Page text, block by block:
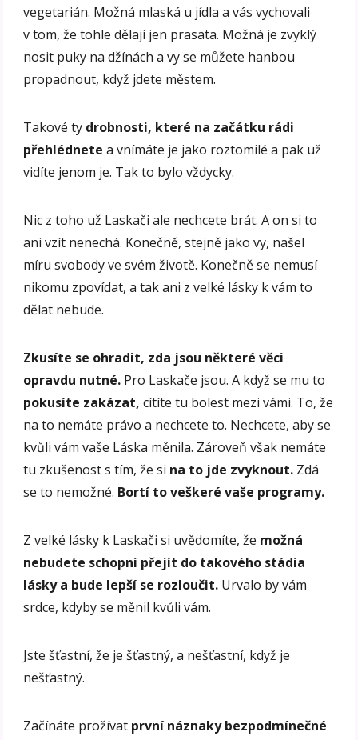
vegetarián. Možná mlaská u jídla a vás vychovali
v tom, že tohle dělají jen prasata. Možná je zvyklý
nosit puky na džínách a vy se můžete hanbou
propadnout, když jdete městem.
Takové ty drobnosti, které na začátku rádi
přehlédnete a vnímáte je jako roztomilé a pak už
vidíte jenom je. Tak to bylo vždycky.
Nic z toho už Laskači ale nechcete brát. A on si to
ani vzít nenechá. Konečně, stejně jako vy, našel
míru svobody ve svém životě. Konečně se nemusí
nikomu zpovídat, a tak ani z velké lásky k vám to
dělat nebude.
Zkusíte se ohradit, zda jsou některé věci
opravdu nutné. Pro Laskače jsou. A když se mu to
pokusíte zakázat, cítíte tu bolest mezi vámi. To, že
na to nemáte právo a nechcete to. Nechcete, aby se
kvůli vám vaše Láska měnila. Zároveň však nemáte
tu zkušenost s tím, že si na to jde zvyknout. Zdá
se to nemožné. Bortí to veškeré vaše programy.
Z velké lásky k Laskači si uvědomíte, že možná
nebudete schopni přejít do takového stádia
lásky a bude lepší se rozloučit. Urvalo by vám
srdce, kdyby se měnil kvůli vám.
Jste šťastní, že je šťastný, a nešťastní, když je
nešťastný.
Začínáte prožívat první náznaky bezpodmínečné